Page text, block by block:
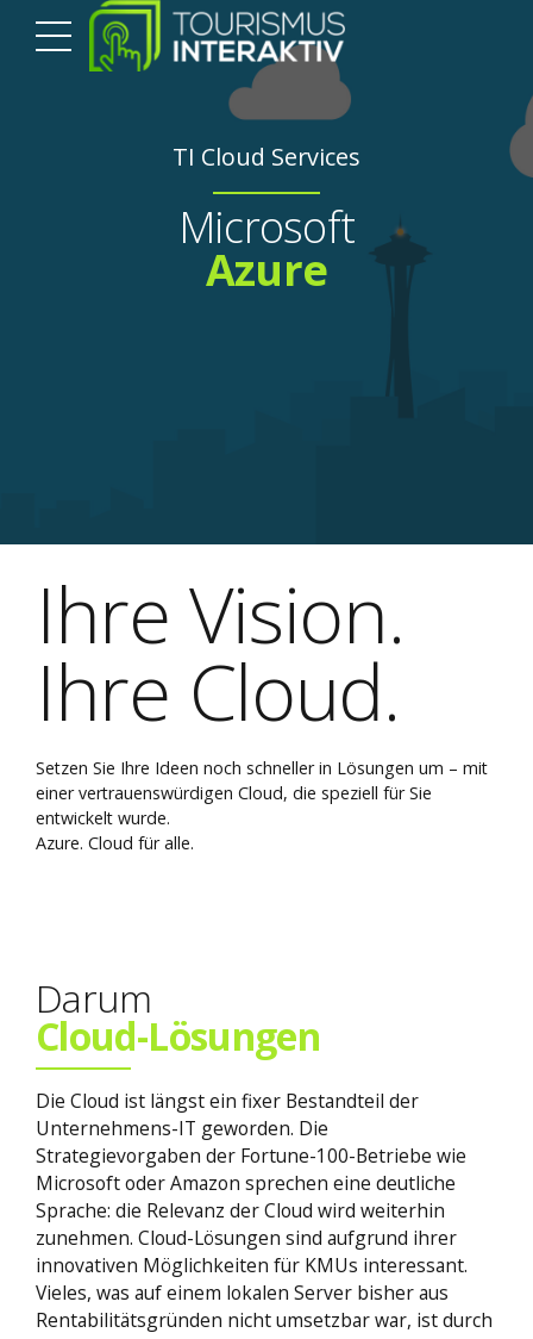
TI Cloud Services
Microsoft
Azure
Ihre Vision.
Ihre Cloud.
Setzen Sie Ihre Ideen noch schneller in Lösungen um – mit
einer vertrauenswürdigen Cloud, die speziell für Sie
entwickelt wurde.
Azure. Cloud für alle.
Darum
Cloud-Lösungen
Die Cloud ist längst ein fixer Bestandteil der
Unternehmens-IT geworden. Die
Strategievorgaben der Fortune-100-Betriebe wie
Microsoft oder Amazon sprechen eine deutliche
Sprache: die Relevanz der Cloud wird weiterhin
zunehmen. Cloud-Lösungen sind aufgrund ihrer
innovativen Möglichkeiten für KMUs interessant.
Vieles, was auf einem lokalen Server bisher aus
Rentabilitätsgründen nicht umsetzbar war, ist durch